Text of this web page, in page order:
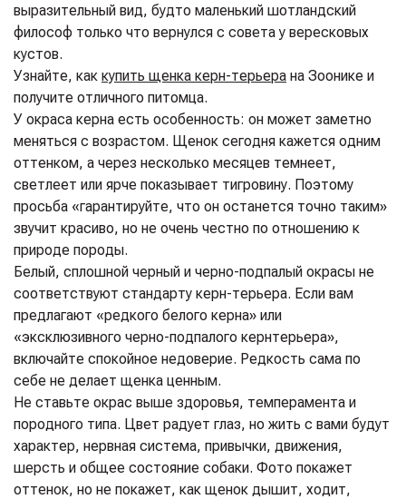
выразительный вид, будто маленький шотландский
философ только что вернулся с совета у вересковых
кустов.
Узнайте, как купить щенка керн-терьера на Зоонике и
получите отличного питомца.
У окраса керна есть особенность: он может заметно
меняться с возрастом. Щенок сегодня кажется одним
оттенком, а через несколько месяцев темнеет,
светлеет или ярче показывает тигровину. Поэтому
просьба «гарантируйте, что он останется точно таким»
звучит красиво, но не очень честно по отношению к
природе породы.
Белый, сплошной черный и черно-подпалый окрасы не
соответствуют стандарту керн-терьера. Если вам
предлагают «редкого белого керна» или
«эксклюзивного черно-подпалого кернтерьера»,
включайте спокойное недоверие. Редкость сама по
себе не делает щенка ценным.
Не ставьте окрас выше здоровья, темперамента и
породного типа. Цвет радует глаз, но жить с вами будут
характер, нервная система, привычки, движения,
шерсть и общее состояние собаки. Фото покажет
оттенок, но не покажет, как щенок дышит, ходит,